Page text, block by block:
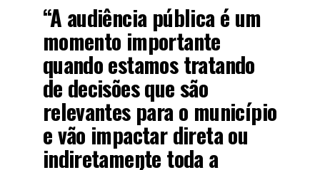
“A audiência pública é um
momento importante
quando estamos tratando
de decisões que são
relevantes para o município
e vão impactar direta ou
indiretamente toda a